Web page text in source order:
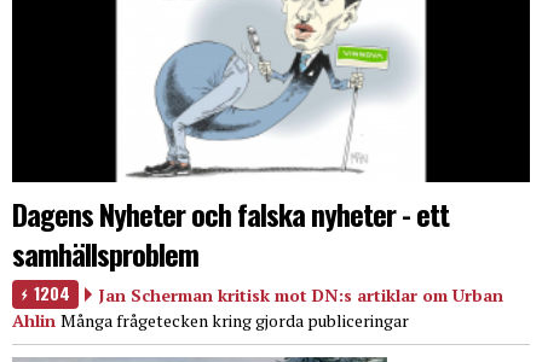
Dagens Nyheter och falska nyheter - ett
samhällsproblem
1204
Jan Scherman kritisk mot DN:s artiklar om Urban
Ahlin Många frågetecken kring gjorda publiceringar